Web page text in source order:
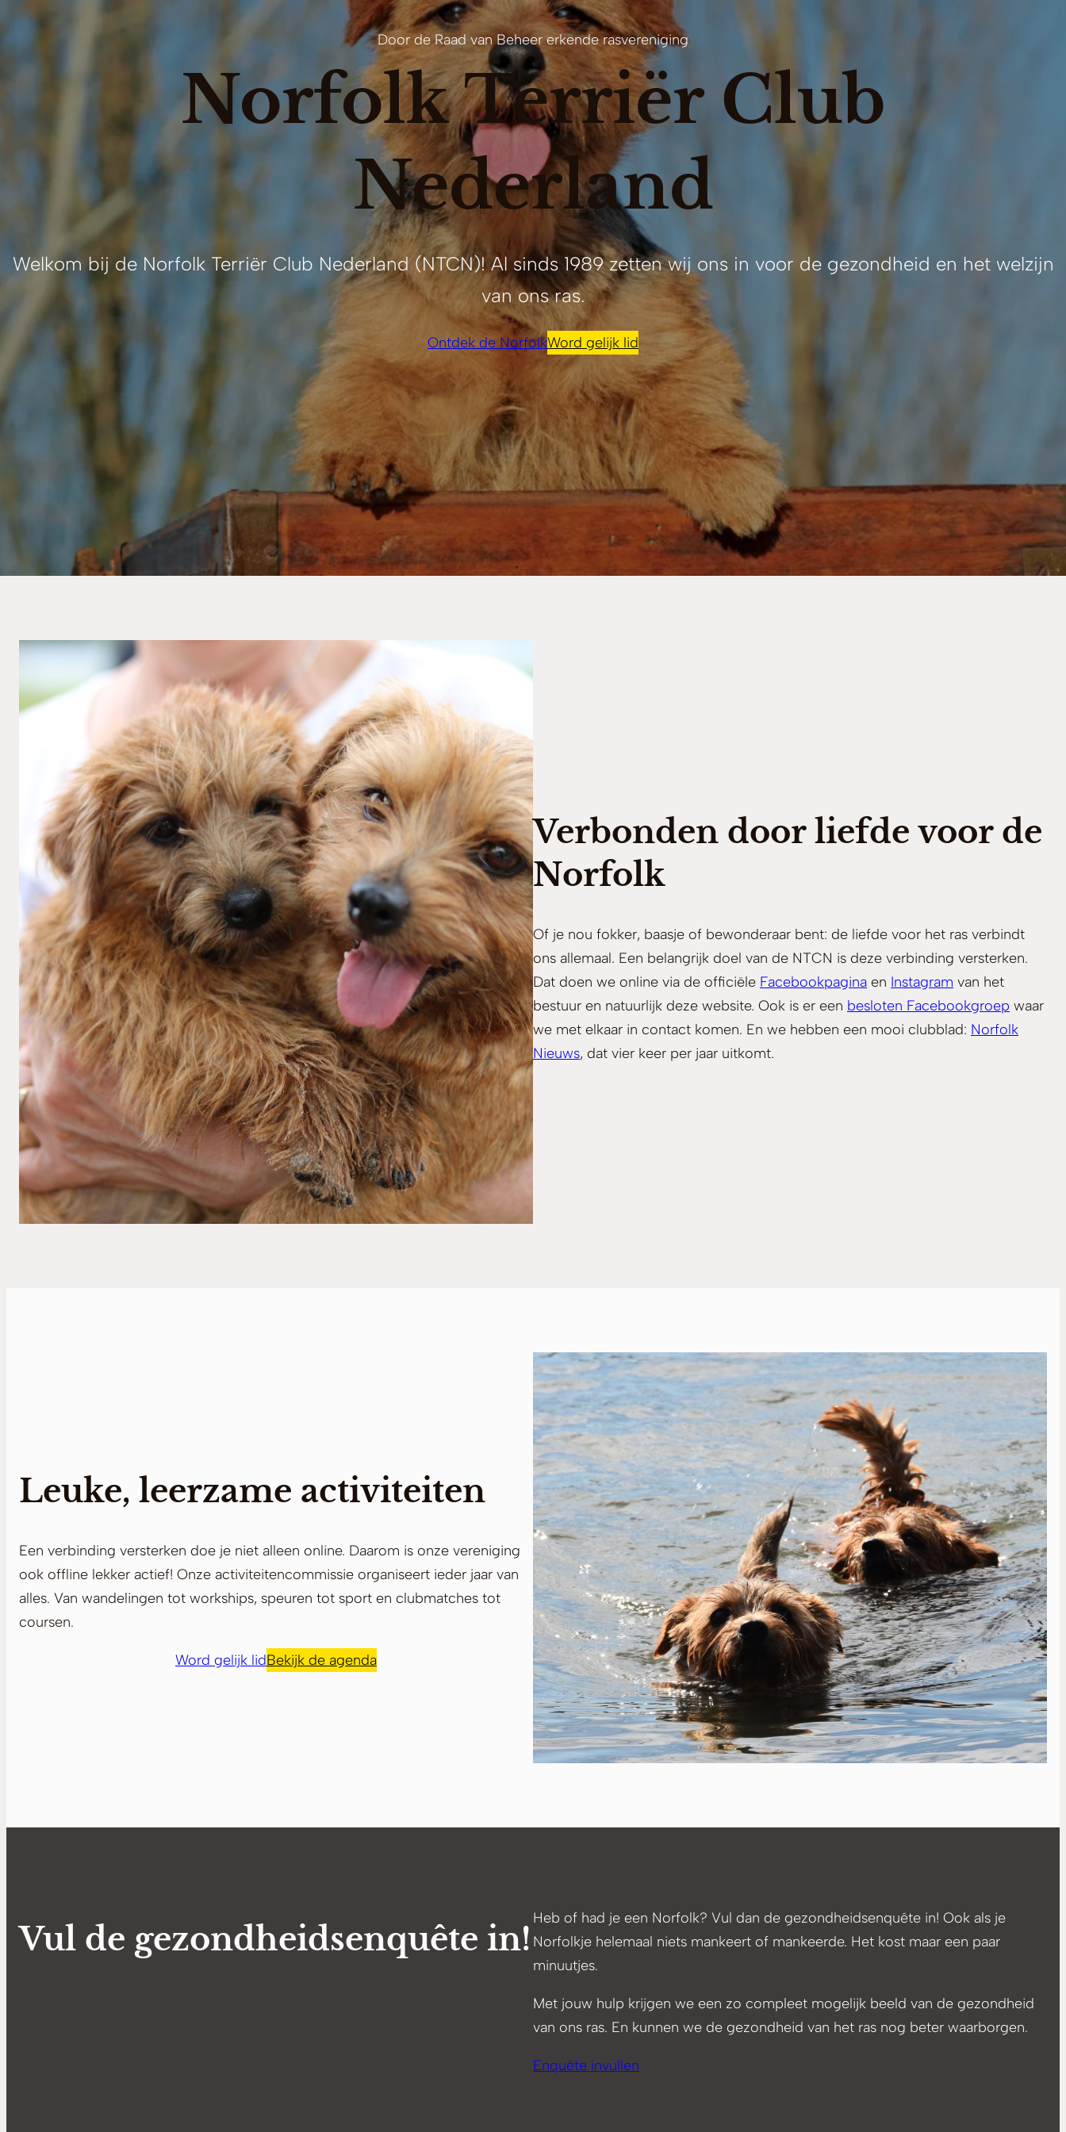
Door de Raad van Beheer erkende rasvereniging
Norfolk Terriër Club
Nederland
Welkom bij de Norfolk Terriër Club Nederland (NTCN)! Al sinds 1989 zetten wij ons in voor de gezondheid en het welzijn
van ons ras.
Ontdek de NorfolkWord gelijk lid
Verbonden door liefde voor de
Norfolk
Of je nou fokker, baasje of bewonderaar bent: de liefde voor het ras verbindt
ons allemaal. Een belangrijk doel van de NTCN is deze verbinding versterken.
Dat doen we online via de officiële Facebookpagina en Instagram van het
bestuur en natuurlijk deze website. Ook is er een besloten Facebookgroep waar
we met elkaar in contact komen. En we hebben een mooi clubblad: Norfolk
Nieuws, dat vier keer per jaar uitkomt.
Leuke, leerzame activiteiten
Een verbinding versterken doe je niet alleen online. Daarom is onze vereniging
ook offline lekker actief! Onze activiteitencommissie organiseert ieder jaar van
alles. Van wandelingen tot workships, speuren tot sport en clubmatches tot
coursen.
Word gelijk lidBekijk de agenda
Vul de gezondheidsenquête in!
Heb of had je een Norfolk? Vul dan de gezondheidsenquête in! Ook als je
Norfolkje helemaal niets mankeert of mankeerde. Het kost maar een paar
minuutjes.
Met jouw hulp krijgen we een zo compleet mogelijk beeld van de gezondheid
van ons ras. En kunnen we de gezondheid van het ras nog beter waarborgen.
Enquête invullen